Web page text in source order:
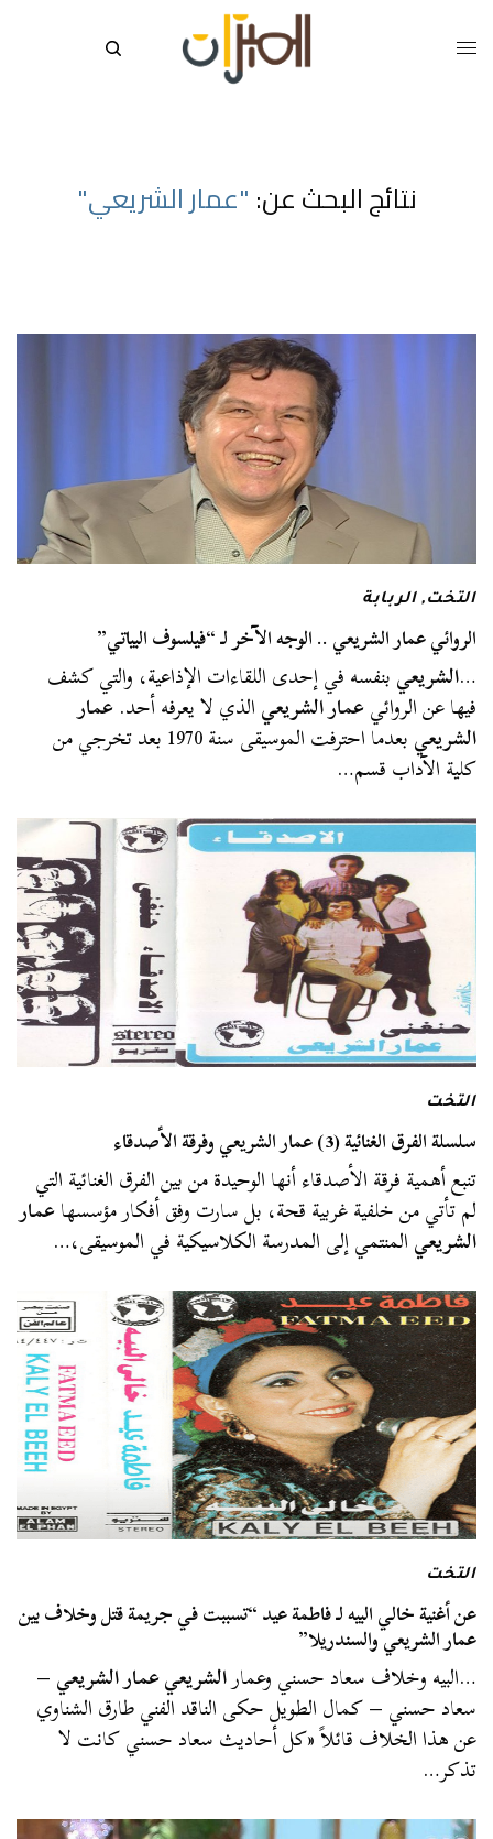
نتائج البحث عن: "عمار الشريعي"
التخت,الربابة
الروائي عمار الشريعي .. الوجه الآخر لـ “فيلسوف البياتي”
…الشريعيبنفسه في إحدى اللقاءات الإذاعية، والتي كشف
فيها عن الروائيعمار الشريعيالذي لا يعرفه أحد.عمار
الشريعي بعدما احترفت الموسيقى سنة 1970 بعد تخرجي من
كلية الآداب قسم…
التخت
سلسلة الفرق الغنائية (3) عمار الشريعي وفرقة الأصدقاء
تنبع أهمية فرقة الأصدقاء أنها الوحيدة من بين الفرق الغنائية التي
لم تأتي من خلفية غربية قحة، بل سارت وفق أفكار مؤسسهاعمار
الشريعيالمنتمي إلى المدرسة الكلاسيكية في الموسيقى،…
التخت
عن أغنية خالي البيه لـ فاطمة عيد “تسببت في جريمة قتل وخلاف بين
عمار الشريعي والسندريلا”
…البيه وخلاف سعاد حسني وعمارالشريعي عمار الشريعي–
سعاد حسني – كمال الطويل حكى الناقد الفني طارق الشناوي
عن هذا الخلاف قائلاً «كل أحاديث سعاد حسني كانت لا
تذكر…